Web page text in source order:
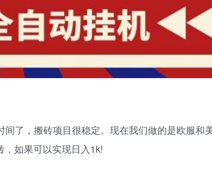
了，搬砖项目很稳定。现在我们做的是欧服和
如果可以实现日入1k!